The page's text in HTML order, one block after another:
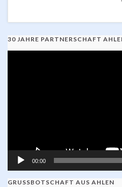
30 JAHRE PARTNERSCHAFT
00:00
GRUSSBOTSCHAFT AUS AHLEN